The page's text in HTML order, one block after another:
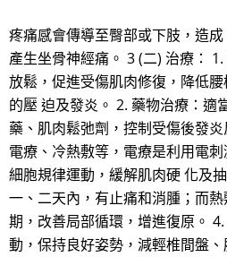
疼痛感會傳導至臀部或下肢，造
產生坐骨神經痛。 3 (二) 治療：
放鬆，促進受傷肌肉修復，降低
的壓 迫及發炎。 2. 藥物治療：適
藥、肌肉鬆弛劑，控制受傷後發
電療、冷熱敷等，電療是利用電刺
細胞規律運動，緩解肌肉硬 化及
一、二天內，有止痛和消腫；而
期，改善局部循環，增進復原。
動，保持良好姿勢，減輕椎間盤